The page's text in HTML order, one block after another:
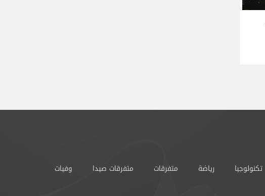
تكنولوجيا رياضة متفرقات متفرقات صيدا وفيات